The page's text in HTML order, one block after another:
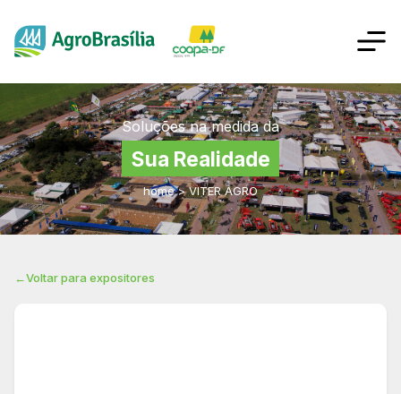
Soluções na medida da
Sua Realidade
home > VITER AGRO
←Voltar para expositores